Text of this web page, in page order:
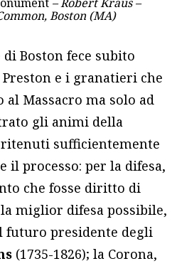
Boston (MA)
Boston fece subito
e i granatieri che
Massacro ma solo ad
gli animi della
sufficientemente
il processo: per la difesa,
che fosse diritto di
miglior difesa possibile,
presidente degli
(1735-1826); la Corona,